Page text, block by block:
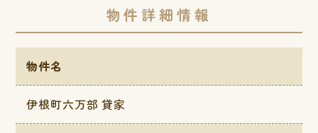
物件詳細情報
物件名
伊根町六万部 貸家